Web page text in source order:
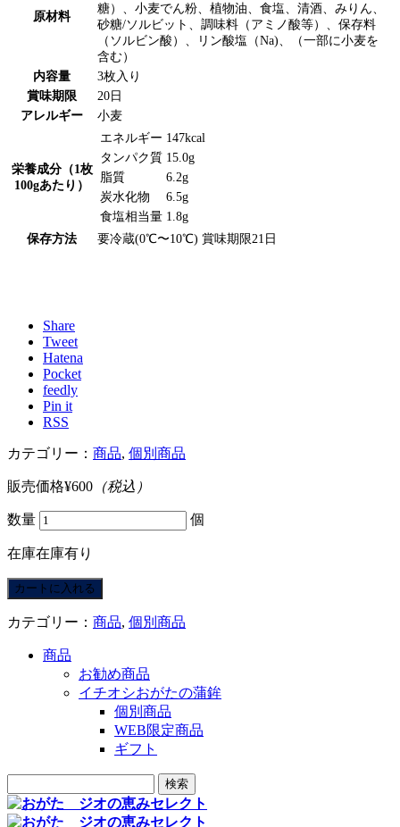
原材料
糖）、小麦でん粉、植物油、食塩、清酒、みりん、
砂糖/ソルビット、調味料（アミノ酸等）、保存料
（ソルビン酸）、リン酸塩（Na)、（一部に小麦を
含む）
内容量
3枚入り
賞味期限
20日
アレルギー
小麦
栄養成分（1枚
100gあたり）
エネルギー 147kcal
タンパク質 15.0g
脂質
6.2g
炭水化物
6.5g
食塩相当量 1.8g
保存方法
要冷蔵(0℃〜10℃) 賞味期限21日
Share
Tweet
Hatena
Pocket
feedly
Pin it
RSS
カテゴリー： 商品, 個別商品
販売価格¥600 （税込）
数量 個
在庫在庫有り
カテゴリー： 商品, 個別商品
商品
お勧め商品
イチオシおがたの蒲鉾
個別商品
WEB限定商品
ギフト
索: